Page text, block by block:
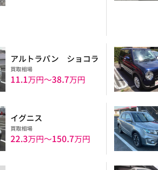
アルトラパン ショコラ
買取相場
11.1万円〜38.7万円
イグニス
買取相場
22.3万円〜150.7万円